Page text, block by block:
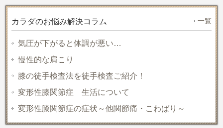
カラダのお悩み解決コラム 一覧
気圧が下がると体調が悪い…
慢性的な肩こり
膝の徒手検査法を徒手検査ご紹介！
変形性膝関節症 生活について
変形性膝関節症の症状～他関節痛・こわばり～